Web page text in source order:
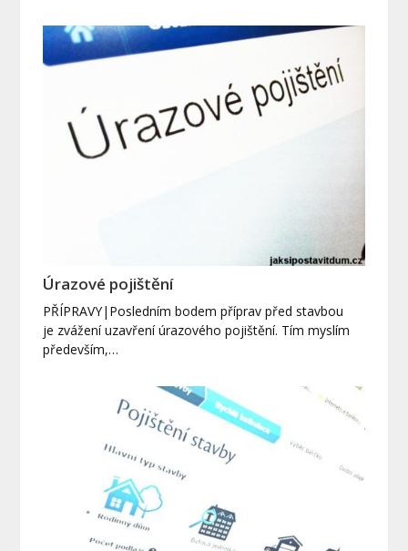
Úrazové pojištění
PŘÍPRAVY|Posledním bodem příprav před stavbou
je zvážení uzavření úrazového pojištění. Tím myslím
především,…